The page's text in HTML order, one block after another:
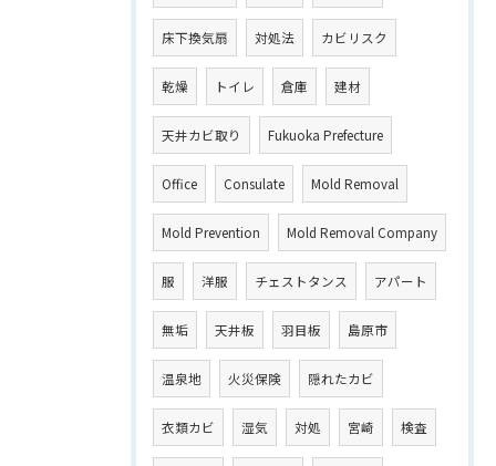
床下換気扇 対処法 カビリスク
乾燥 トイレ 倉庫 建材
天井カビ取り Fukuoka Prefecture
Office Consulate Mold Removal
Mold Prevention Mold Removal Company
服 洋服 チェストタンス アパート
無垢 天井板 羽目板 島原市
温泉地 火災保険 隠れたカビ
衣類カビ 湿気 対処 宮崎 検査